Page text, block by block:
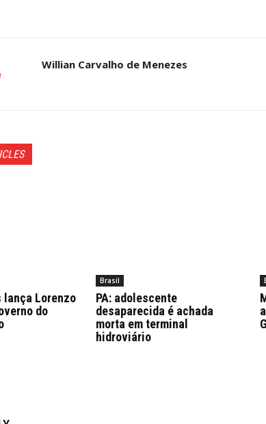
Willian Carvalho de Menezes
lança Lorenzo
do
Brasil
PA: adolescente
desaparecida é achada
morta em terminal
hidroviário